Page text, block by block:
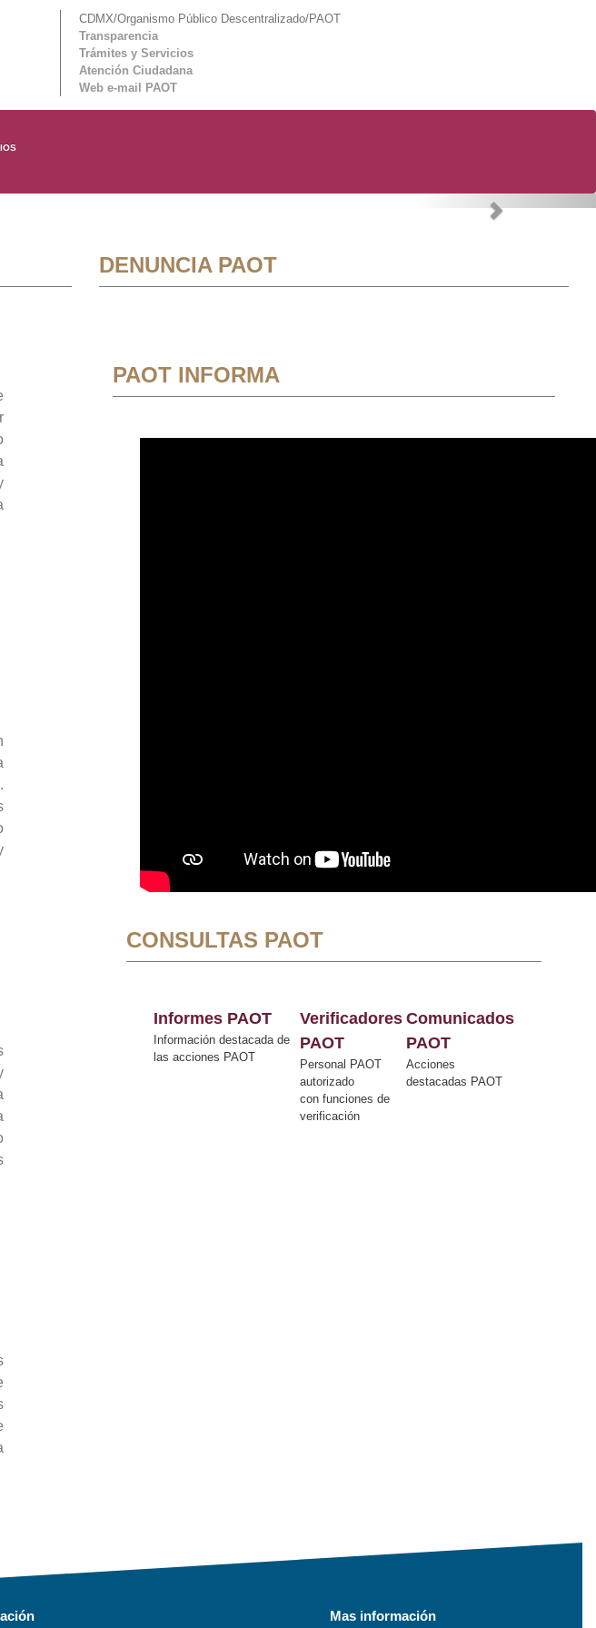
CDMX/Organismo Público Descentralizado/PAOT
Transparencia
Trámites y Servicios
Atención Ciudadana
Web e-mail PAOT
Next
DENUNCIA PAOT
PAOT INFORMA
CONSULTAS PAOT
Informes PAOT
Información destacada de
las acciones PAOT
Verificadores
PAOT
Personal PAOT
autorizado
con funciones de
verificación
Comunicados
PAOT
Acciones
destacadas PAOT
Mas información